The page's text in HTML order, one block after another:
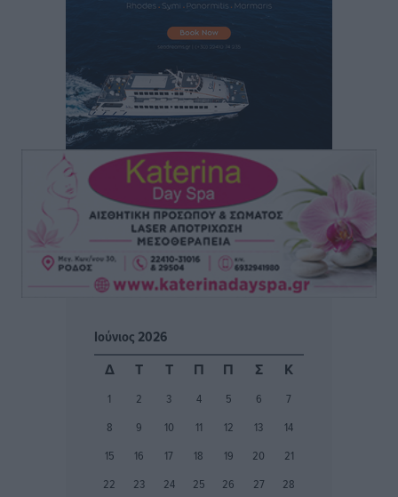
Σε κόκκινο συναγερμό επτά Περιφέρειες – Οι οδηγίες
Πυρκαγιάς
Ειδήσεις• πριν 4 ώρες
ΑΑΔΕ: Αυξάνονται οι «καρφωτές» για φοροδιαφυγή
– Στο μικροσκόπιο τουριστικοί προορισμοί, ταμειακές
και συναλλαγές POS
πριν 4 ώρες
Δημόσιο: Το νέο καθεστώς επιλογής προϊσταμένων, τι
προβλέπει το νομοσχέδιο του Υπ. Εσωτερικών
πριν 4 ώρες
Αστυπάλαια: Το φως που μένει αναμμένο στο κάστρο
Ιούνιος 2026
Δ
Τ Τ Π Π Σ Κ
1 2 3 4 5 6
7
8
9 10 11 12 13
14
15
16 17 18 19 20
21
22
23 24 25 26 27 28